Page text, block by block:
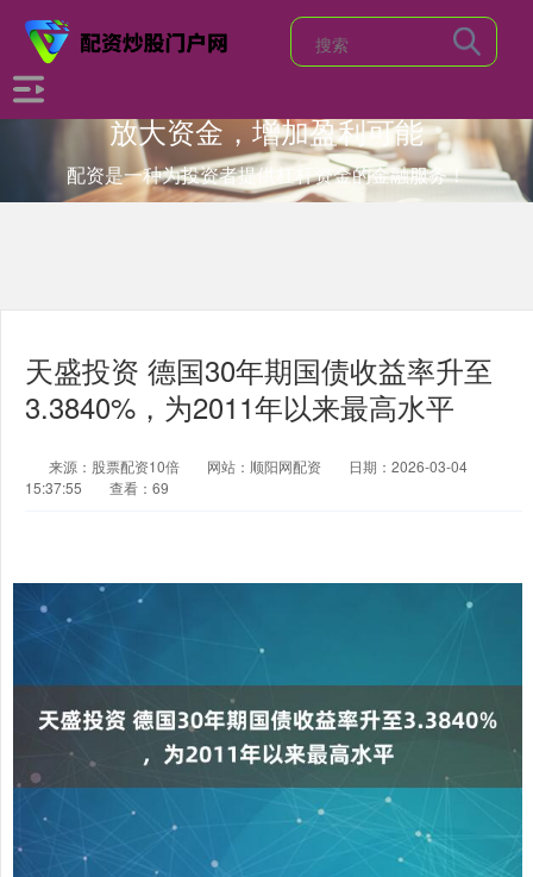
放大资金，增加盈利可能
配资是一种为投资者提供杠杆资金的金融服务！
天盛投资 德国30年期国债收益率升至
3.3840%，为2011年以来最高水平
来源：股票配资10倍 网站：顺阳网配资
日期：2026-03-04
15:37:55
查看：69